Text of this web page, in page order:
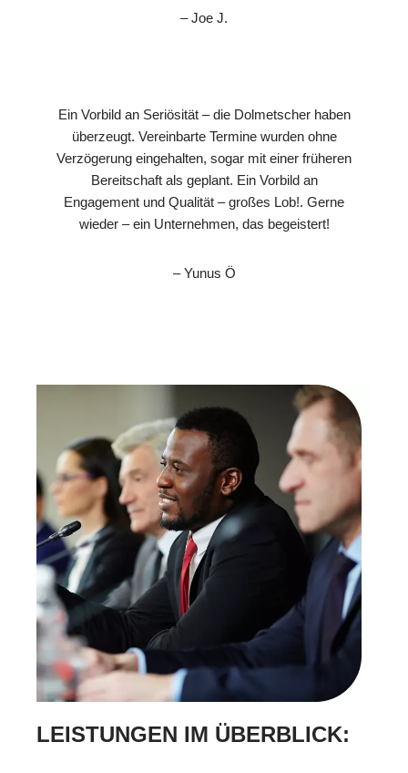
– Joe J.
Ein Vorbild an Seriösität – die Dolmetscher haben
überzeugt. Vereinbarte Termine wurden ohne
Verzögerung eingehalten, sogar mit einer früheren
Bereitschaft als geplant. Ein Vorbild an
Engagement und Qualität – großes Lob!. Gerne
wieder – ein Unternehmen, das begeistert!
– Yunus Ö
LEISTUNGEN IM ÜBERBLICK: